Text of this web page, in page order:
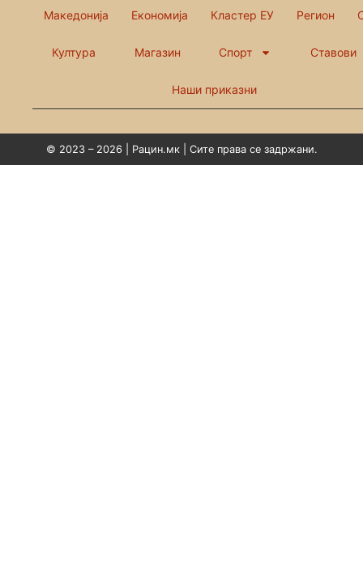
Македонија Економија Кластер ЕУ Регион
Култура Магазин Спорт Ставови
Наши приказни
© 2023 – 2026 | Рацин.мк | Сите права се задржани.